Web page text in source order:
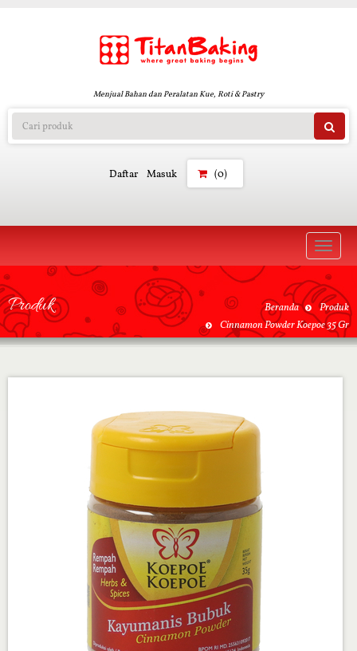
Menjual Bahan dan Peralatan Kue, Roti & Pastry
Daftar Masuk (0)
Toggle
Produk Beranda
Produk
Cinnamon Powder Koepoe 35 Gr